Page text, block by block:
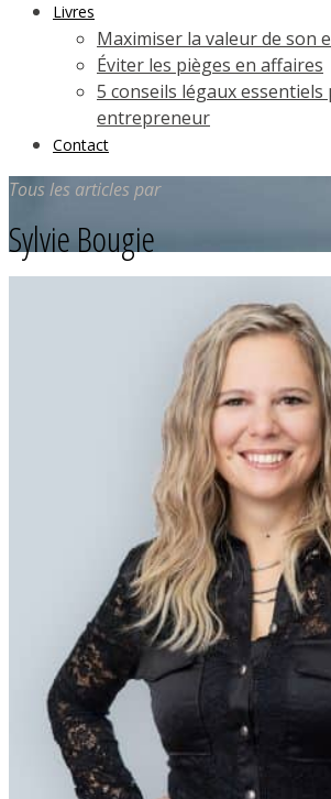
Livres
Maximiser la valeur de son
Éviter les pièges en affaires
5 conseils légaux
entrepreneur
Contact
Tous les articles par
Sylvie Bougie